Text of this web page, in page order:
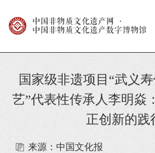
中国非物质文化遗产网
·
中国非物质文化遗产数字博物馆
国家级非遗项目“武义
艺”代表性传承人李明焱
正创新的践
来源：中国文化报